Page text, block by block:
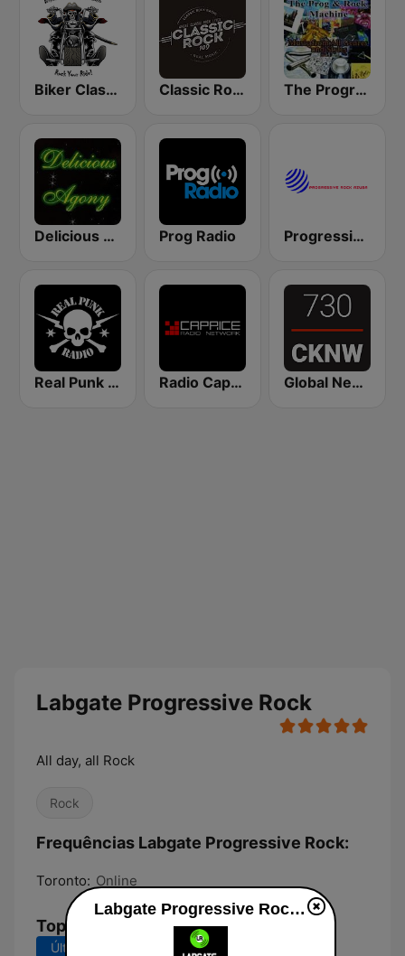
Biker Classic Rock Radio Classic Rock 109 The Progressive Rock Machine
Delicious Agony Progressive Rock Prog Radio Progressive Rock Azusa
Real Punk Radio Radio Caprice Progressive Rock Global News Radio 730 CKNW
Labgate Progressive Rock
All day, all Rock
Rock
Frequências Labgate Progressive Rock:
Toronto: Online
Top Músicas
Últimos 7 dias Últimos 30 dias
Labgate Progressive Rock ao vivo